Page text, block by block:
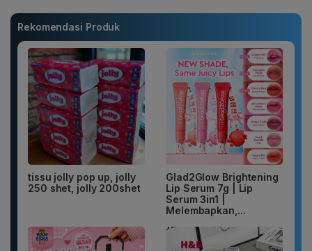
Rekomendasi Produk
tissu jolly pop up, jolly
250 shet, jolly 200shet
Glad2Glow Brightening
Lip Serum 7g | Lip
Serum 3in1 |
Melembapkan,...